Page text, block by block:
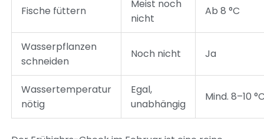
Fische füttern
Meist noch
nicht
Ab 8 °C
Wasserpflanzen
schneiden
Noch nicht Ja
Wassertemperatur
nötig
Egal,
unabhängig
Mind. 8–10